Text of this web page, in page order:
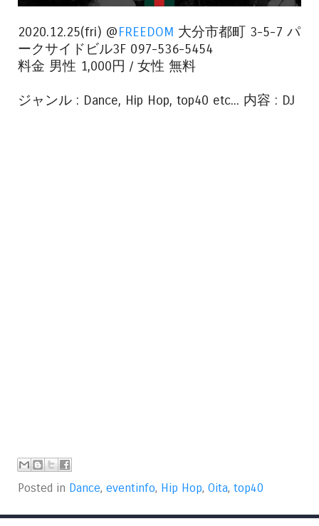
2020.12.25(fri) @FREEDOM 大分市都町 3-5-7 パ
ークサイドビル3F 097-536-5454
料金 男性 1,000円 / 女性 無料
ジャンル : Dance, Hip Hop, top40 etc... 内容 : DJ
Posted in Dance, eventinfo, Hip Hop, Oita, top40